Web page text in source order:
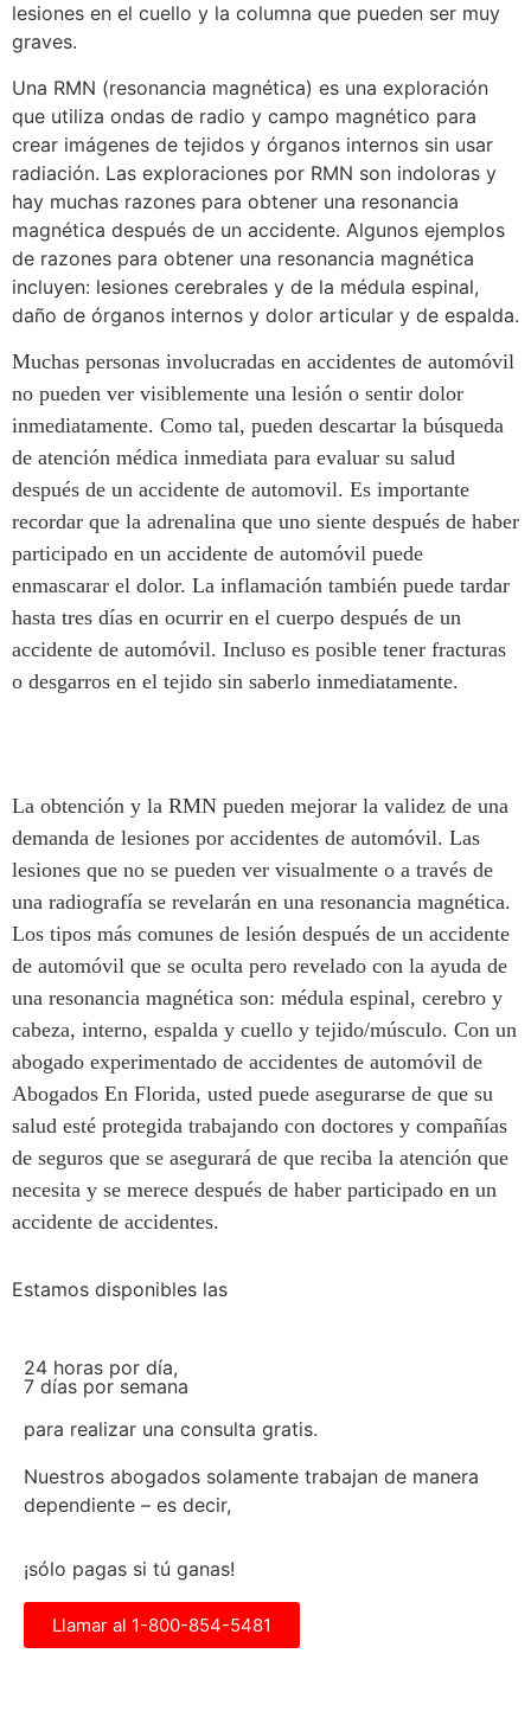
lesiones en el cuello y la columna que pueden ser muy
graves.
Una RMN (resonancia magnética) es una exploración
que utiliza ondas de radio y campo magnético para
crear imágenes de tejidos y órganos internos sin usar
radiación. Las exploraciones por RMN son indoloras y
hay muchas razones para obtener una resonancia
magnética después de un accidente. Algunos ejemplos
de razones para obtener una resonancia magnética
incluyen: lesiones cerebrales y de la médula espinal,
daño de órganos internos y dolor articular y de espalda.
Muchas personas involucradas en accidentes de automóvil
no pueden ver visiblemente una lesión o sentir dolor
inmediatamente. Como tal, pueden descartar la búsqueda
de atención médica inmediata para evaluar su salud
después de un accidente de automovil. Es importante
recordar que la adrenalina que uno siente después de haber
participado en un accidente de automóvil puede
enmascarar el dolor. La inflamación también puede tardar
hasta tres días en ocurrir en el cuerpo después de un
accidente de automóvil. Incluso es posible tener fracturas
o desgarros en el tejido sin saberlo inmediatamente.
La obtención y la RMN pueden mejorar la validez de una
demanda de lesiones por accidentes de automóvil. Las
lesiones que no se pueden ver visualmente o a través de
una radiografía se revelarán en una resonancia magnética.
Los tipos más comunes de lesión después de un accidente
de automóvil que se oculta pero revelado con la ayuda de
una resonancia magnética son: médula espinal, cerebro y
cabeza, interno, espalda y cuello y tejido/músculo. Con un
abogado experimentado de accidentes de automóvil de
Abogados En Florida, usted puede asegurarse de que su
salud esté protegida trabajando con doctores y compañías
de seguros que se asegurará de que reciba la atención que
necesita y se merece después de haber participado en un
accidente de accidentes.
Estamos disponibles las
24 horas por día,
7 días por semana
para realizar una consulta gratis.
Nuestros abogados solamente trabajan de manera
dependiente – es decir,
¡sólo pagas si tú ganas!
Llamar al 1-800-854-5481